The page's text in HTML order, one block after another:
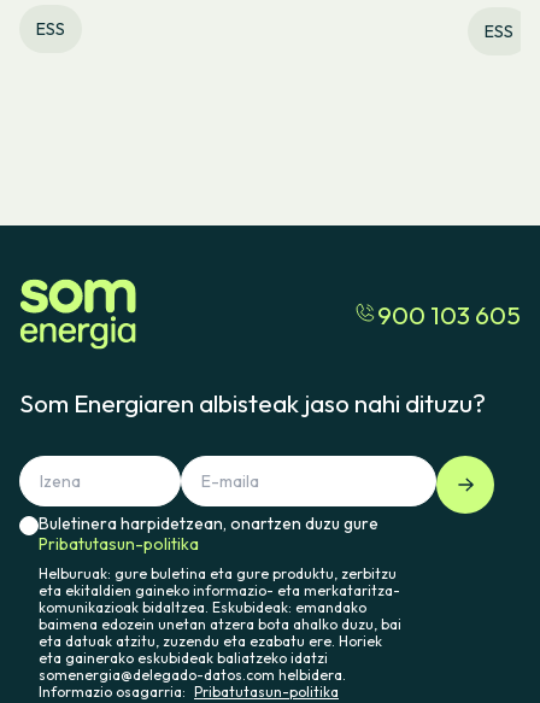
ESS ESS
900 103 605
Som Energiaren albisteak jaso nahi dituzu?
Buletinera harpidetzean, onartzen duzu gure
Pribatutasun-politika
Helburuak: gure buletina eta gure produktu, zerbitzu
eta ekitaldien gaineko informazio- eta merkataritza-
komunikazioak bidaltzea. Eskubideak: emandako
baimena edozein unetan atzera bota ahalko duzu, bai
eta datuak atzitu, zuzendu eta ezabatu ere. Horiek
eta gainerako eskubideak baliatzeko idatzi
somenergia@delegado-datos.com helbidera.
Informazio osagarria: Pribatutasun-politika